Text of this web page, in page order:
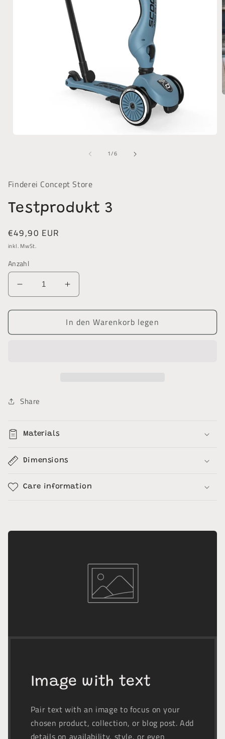
1/von
6
Finderei Concept Store
Testprodukt 3
Normaler
Preis
€49,90 EUR
inkl. MwSt.
Anzahl
Verringere
die
Menge
Testprodukt
Erhöhe
die
Menge
für
Testprodukt
In den Warenkorb legen
Share
Materials
Dimensions
Care information
Image with text
Pair text with an image to focus on your
chosen product, collection, or blog post. Add
details on availability, style, or even